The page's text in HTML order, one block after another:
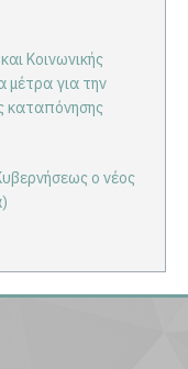
Κοινωνικής
μέτρα για την
καταπόνησης
ο νέος